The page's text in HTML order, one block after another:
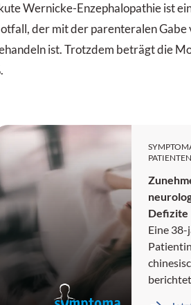
Wernicke-Enzephalopathie ist
der mit der parenteralen Gabe
ist. Trotzdem beträgt die
Defizite
Eine 38-